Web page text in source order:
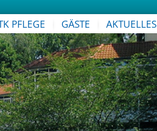
PFLEGE GÄSTE AKTUELLES